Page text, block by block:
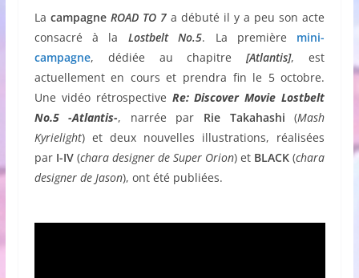
La campagne ROAD TO 7a débuté il y a peu son acte
consacré à la Lostbelt No.5. La première mini-
campagne, dédiée au chapitre[Atlantis], est
actuellement en cours et prendra fin le 5 octobre.
Une vidéo rétrospective Re: Discover Movie Lostbelt
No.5 -Atlantis-, narrée par Rie Takahashi (Mash
Kyrielight) et deux nouvelles illustrations, réalisées
par I-IV(chara designer de Super Orion) et BLACK (chara
designer de Jason), ont été publiées.